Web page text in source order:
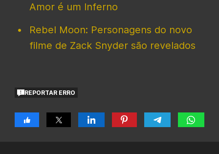
Amor é um Inferno
Rebel Moon: Personagens do novo
filme de Zack Snyder são revelados
REPORTAR ERRO